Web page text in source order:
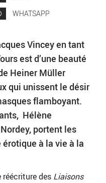
WHATSAPP
Vincey en tant
est d’une beauté
Heiner Müller
qui unissent le désir
flamboyant.
Hélène
portent les
à la vie à la
réécriture des Liaisons